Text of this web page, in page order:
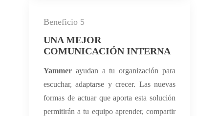
Beneficio 5
UNA MEJOR
COMUNICACIÓN INTERNA
Yammer ayudan a tu organización para
escuchar, adaptarse y crecer. Las nuevas
formas de actuar que aporta esta solución
permitirán a tu equipo aprender, compartir